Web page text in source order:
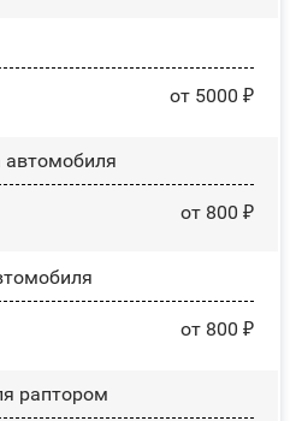
от 5000 ₽
автомобиля
от 800 ₽
от 800 ₽
раптором